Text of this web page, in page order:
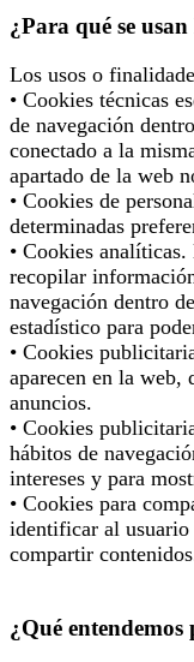
¿Para qué se usan
Los usos o
• Cookies técnicas
de navegación
conectado a la
apartado de la web
• Cookies de
determinadas
• Cookies
recopilar
navegación dentro
estadístico para
• Cookies
aparecen en la
anuncios.
• Cookies
hábitos de
intereses y para
• Cookies para
identificar al usuario
compartir
¿Qué